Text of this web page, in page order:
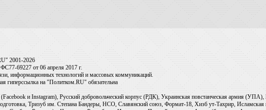
2001-2026
69227 от 06 апреля 2017 г.
информационных технологий и массовых коммуникаций.
гиперссылка на "Политком.RU" обязательна
и Instagram), Русский добровольческий корпус (РДК), Украинская повстанческая армия
Тризуб им. Степана Бандеры, НСО, Славянский союз, Формат-18, Хизб ут-Тахрир,